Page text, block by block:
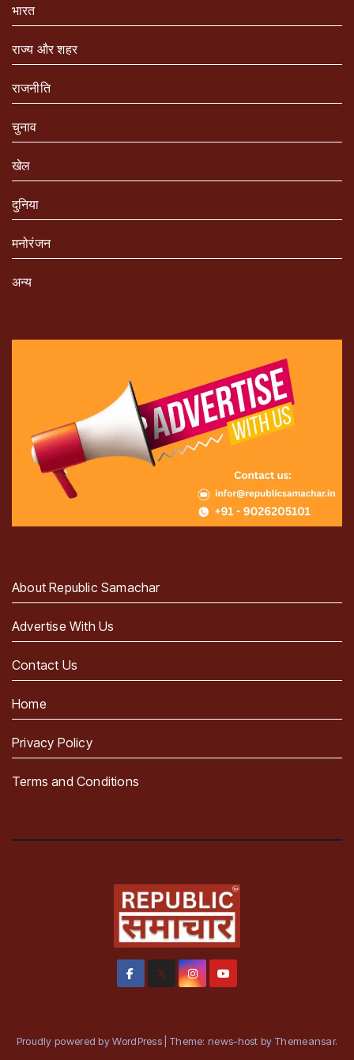
भारत
राज्य और शहर
राजनीति
चुनाव
खेल
दुनिया
मनोरंजन
अन्य
About Republic Samachar
Advertise With Us
Contact Us
Home
Privacy Policy
Terms and Conditions
Proudly powered by WordPress Theme: news-host by Themeansar.